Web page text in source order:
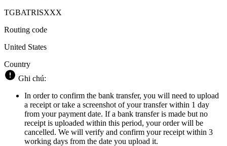
TGBATRISXXX
Routing code
United States
Country
Ghi chú:
In order to confirm the bank transfer, you will need to upload
a receipt or take a screenshot of your transfer within 1 day
from your payment date. If a bank transfer is made but no
receipt is uploaded within this period, your order will be
cancelled. We will verify and confirm your receipt within 3
working days from the date you upload it.